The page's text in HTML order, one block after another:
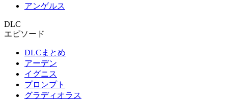
アンゲルス
DLC
エピソード
DLCまとめ
アーデン
イグニス
プロンプト
グラディオラス